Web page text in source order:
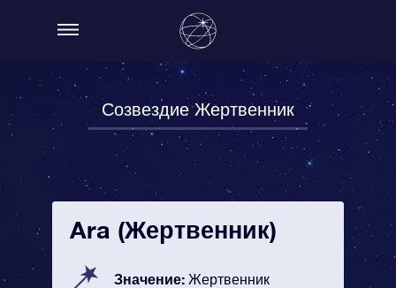
Созвездие Жертвенник
Ara (Жертвенник)
Значение: Жертвенник